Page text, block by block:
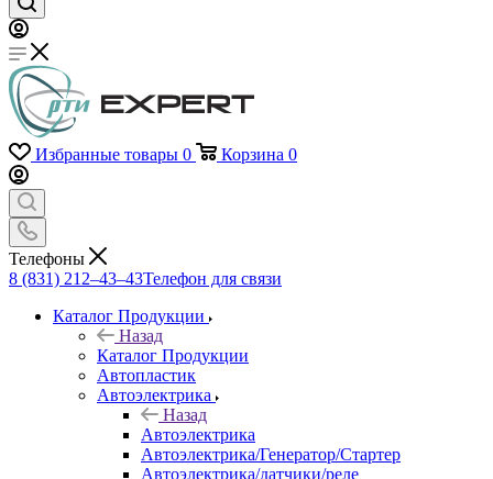
Избранные товары 0 Корзина 0
Телефоны
8 (831) 212–43–43Телефон для связи
Каталог Продукции
Назад
Каталог Продукции
Автопластик
Автоэлектрика
Назад
Автоэлектрика
Автоэлектрика/Генератор/Стартер
Автоэлектрика/датчики/реле